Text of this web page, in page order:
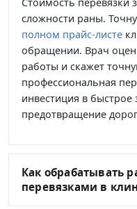
сложности раны.
полном прайс-листе
обращении. Врач
работы и скажет
профессиональная
инвестиция в быстрое
предотвращение
Как обрабатывать
перевязками в